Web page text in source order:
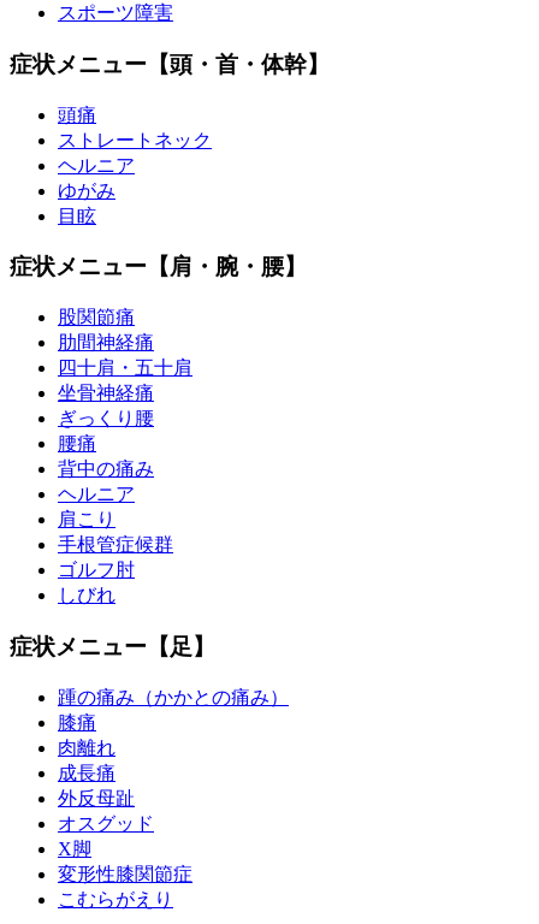
スポーツ障害
症状メニュー【頭・首・体幹】
頭痛
ストレートネック
ヘルニア
ゆがみ
目眩
症状メニュー【肩・腕・腰】
股関節痛
肋間神経痛
四十肩・五十肩
坐骨神経痛
ぎっくり腰
腰痛
背中の痛み
ヘルニア
肩こり
手根管症候群
ゴルフ肘
しびれ
症状メニュー【足】
踵の痛み（かかとの痛み）
膝痛
肉離れ
成長痛
外反母趾
オスグッド
X脚
変形性膝関節症
こむらがえり